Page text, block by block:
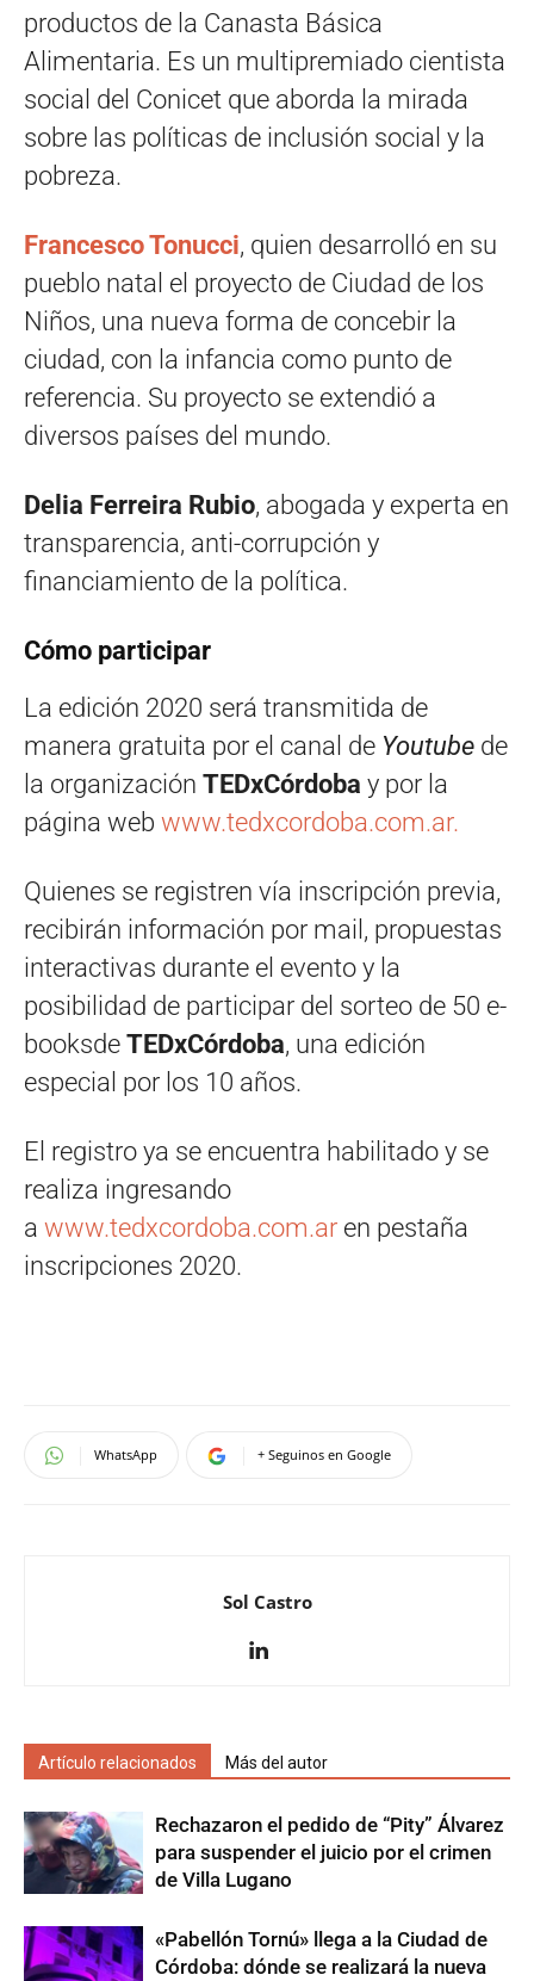
productos de la Canasta Básica
Alimentaria. Es un multipremiado cientista
social del Conicet que aborda la mirada
sobre las políticas de inclusión social y la
pobreza.
Francesco Tonucci, quien desarrolló en su
pueblo natal el proyecto de Ciudad de los
Niños, una nueva forma de concebir la
ciudad, con la infancia como punto de
referencia. Su proyecto se extendió a
diversos países del mundo.
Delia Ferreira Rubio, abogada y experta en
transparencia, anti-corrupción y
financiamiento de la política.
Cómo participar
La edición 2020 será transmitida de
manera gratuita por el canal de Youtube de
la organización TEDxCórdoba y por la
página web www.tedxcordoba.com.ar.
Quienes se registren vía inscripción previa,
recibirán información por mail, propuestas
interactivas durante el evento y la
posibilidad de participar del sorteo de 50 e-
booksde TEDxCórdoba, una edición
especial por los 10 años.
El registro ya se encuentra habilitado y se
realiza ingresando
a www.tedxcordoba.com.ar en pestaña
inscripciones 2020.
WhatsApp + Seguinos en Google
Sol Castro
Artículo relacionados Más del autor
Rechazaron el pedido de “Pity” Álvarez
para suspender el juicio por el crimen
de Villa Lugano
«Pabellón Tornú» llega a la Ciudad de
Córdoba: dónde se realizará la nueva